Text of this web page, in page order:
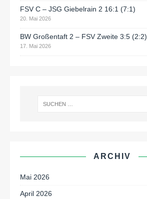
FSV C – JSG Giebelrain 2 16:1 (7:1)
20. Mai 2026
BW Großentaft 2 – FSV Zweite 3:5 (2:2)
17. Mai 2026
ARCHIV
Mai 2026
April 2026